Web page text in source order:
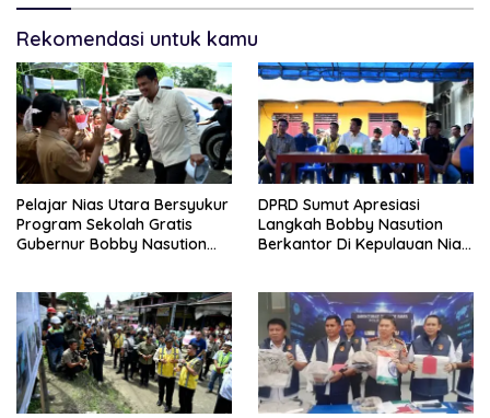
Rekomendasi untuk kamu
Pelajar Nias Utara Bersyukur
Program Sekolah Gratis
Gubernur Bobby Nasution
DPRD Sumut Apresiasi
Langkah Bobby Nasution
Berkantor Di Kepulauan Nias,